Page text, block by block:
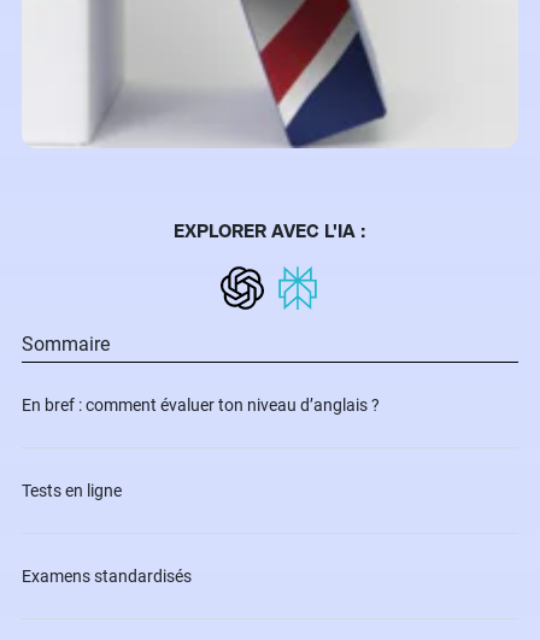
EXPLORER AVEC L'IA :
Sommaire
En bref : comment évaluer ton niveau d’anglais ?
Tests en ligne
Examens standardisés